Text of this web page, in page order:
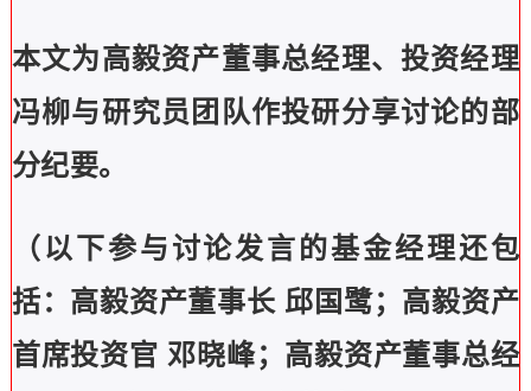
本文为高毅资产董事总经理、投资经理
冯柳与研究员团队作投研分享讨论的部
分纪要。
（以下参与讨论发言的基金经理还包
括：高毅资产董事长 邱国鹭；高毅资产
首席投资官 邓晓峰；高毅资产董事总经